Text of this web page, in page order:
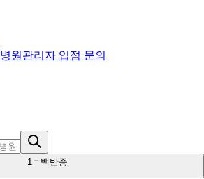
병원관리자 입점 문의
1 백반증